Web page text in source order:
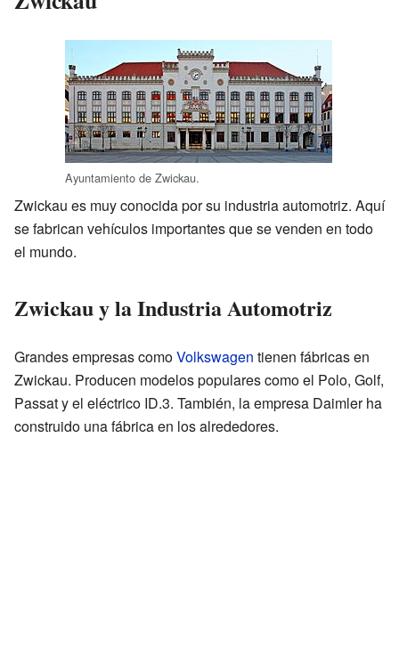
Ayuntamiento de Zwickau.
Zwickau es muy conocida por su industria automotriz. Aquí
se fabrican vehículos importantes que se venden en todo
el mundo.
Zwickau y la Industria Automotriz
Grandes empresas comoVolkswagen tienen fábricas en
Zwickau. Producen modelos populares como el Polo, Golf,
Passat y el eléctrico ID.3. También, la empresa Daimler ha
construido una fábrica en los alrededores.